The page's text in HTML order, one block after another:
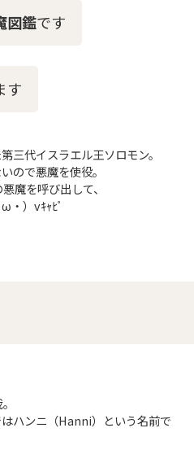
図鑑です
す
三代イスラエル王ソロモン。
ので悪魔を使役。
魔を呼び出して、
・）vｷｬﾋﾟ
ハンニ（Hanni）という名前で